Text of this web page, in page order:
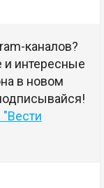
каналов?
интересные
в новом